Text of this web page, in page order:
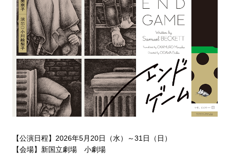
【公演日程】2026年5月20日（水）～31日（日）
【会場】新国立劇場 小劇場